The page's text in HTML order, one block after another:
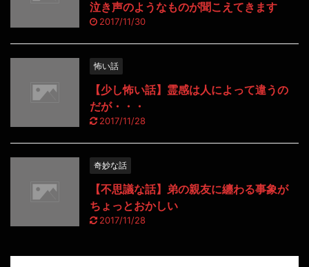
泣き声のようなものが聞こえてきます
2017/11/30
怖い話
【少し怖い話】霊感は人によって違うの
だが・・・
2017/11/28
奇妙な話
【不思議な話】弟の親友に纏わる事象が
ちょっとおかしい
2017/11/28